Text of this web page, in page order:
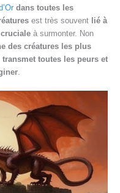
dans toutes les
est très souvent lié à
à surmonter. Non
des créatures les plus
transmet toutes les peurs et